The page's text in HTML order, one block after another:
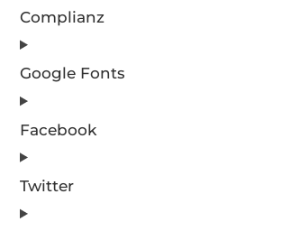
Complianz
Google Fonts
Facebook
Twitter